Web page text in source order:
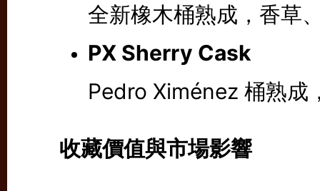
全新橡木桶熟成，香草
PX Sherry Cask
Pedro Ximénez 桶熟成
收藏價值與市場影響